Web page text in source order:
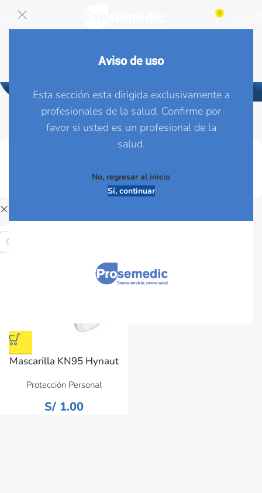
Aviso de uso
Esta sección esta dirigida exclusivamente a
profesionales de la salud. Confirme por
favor si usted es un profesional de la
salud.
No, regresar al inicio
Sí, continuar
Menú 0
PRODUCTOS
Mascarilla KN95 Hynaut
Protección Personal
S/ 1.00